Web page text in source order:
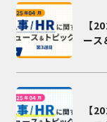
【
ース
【